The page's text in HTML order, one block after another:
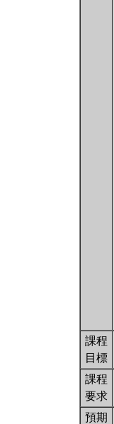
課程
目標
課程
要求
預期